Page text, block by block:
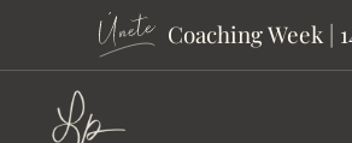
Coaching Week |